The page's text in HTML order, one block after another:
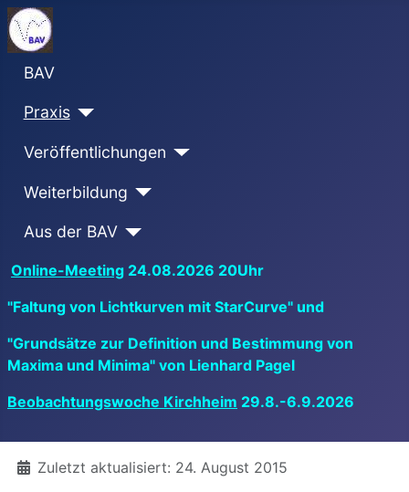
BAV
Praxis
Veröffentlichungen
Weiterbildung
Aus der BAV
Online-Meeting 24.08.2026 20Uhr
"Faltung von Lichtkurven mit StarCurve" und
"Grundsätze zur Definition und Bestimmung von
Maxima und Minima" von Lienhard Pagel
Beobachtungswoche Kirchheim 29.8.-6.9.2026
DetailsZuletzt aktualisiert: 24. August 2015